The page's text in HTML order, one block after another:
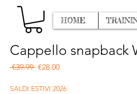
HOME
Cappello snapback
€39.99 Regular Price
€28.00Sale Price
SALDI ESTIVI 2026